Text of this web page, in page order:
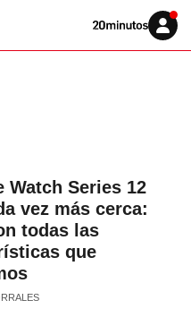
Volver
Iniciar
sesión
Watch Series 12
vez más cerca:
todas las
que